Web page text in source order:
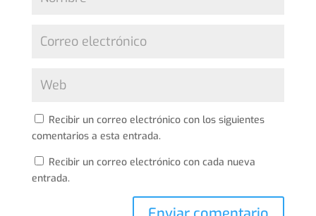
Recibir un correo electrónico con los siguientes
comentarios a esta entrada.
Recibir un correo electrónico con cada nueva
entrada.